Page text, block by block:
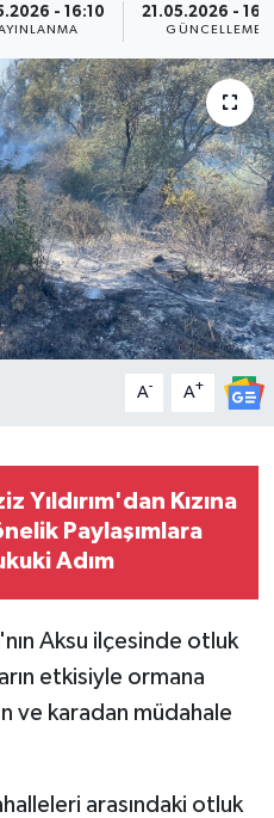
- 16:10 21.05.2026 -
GÜNCELLEME
A- A+
Yıldırım'dan Kızına
Paylaşımlara
Adım
Aksu ilçesinde otluk
etkisiyle ormana
ve karadan müdahale
arasındaki otluk